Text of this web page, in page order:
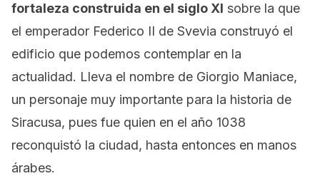
fortaleza construida en el siglo XI sobre la que
el emperador Federico II de Svevia construyó el
edificio que podemos contemplar en la
actualidad. Lleva el nombre de Giorgio Maniace,
un personaje muy importante para la historia de
Siracusa, pues fue quien en el año 1038
reconquistó la ciudad, hasta entonces en manos
árabes.